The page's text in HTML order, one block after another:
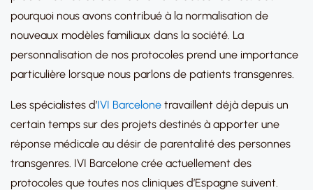
pourquoi nous avons contribué à la normalisation de
nouveaux modèles familiaux dans la société. La
personnalisation de nos protocoles prend une importance
particulière lorsque nous parlons de patients transgenres.
Les spécialistes d’IVI Barcelone travaillent déjà depuis un
certain temps sur des projets destinés à apporter une
réponse médicale au désir de parentalité des personnes
transgenres. IVI Barcelone crée actuellement des
protocoles que toutes nos cliniques d’Espagne suivent.